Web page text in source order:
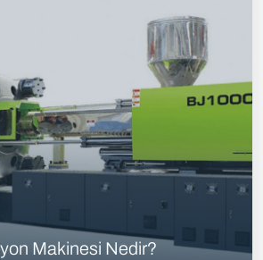
Makinesi Nedir?